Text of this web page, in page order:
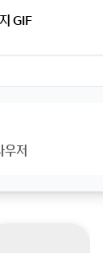
GIF
저